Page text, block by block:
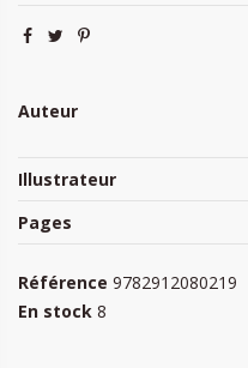
Auteur
Illustrateur
Pages
Référence 9782912080219
En stock 8